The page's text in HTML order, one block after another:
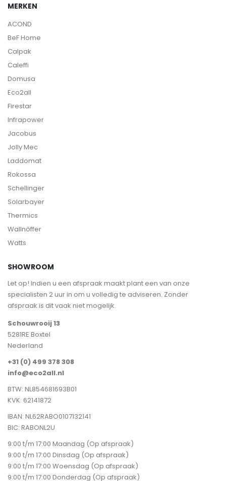
MERKEN
ACOND
BeF Home
Calpak
Caleffi
Domusa
Eco2all
Firestar
Infrapower
Jacobus
Jolly Mec
Laddomat
Rokossa
Schellinger
Solarbayer
Thermics
Wallnöffer
Watts
SHOWROOM
Let op! Indien u een afspraak maakt plant een van onze
specialisten 2 uur in om u volledig te adviseren. Zonder
afspraak is dit vaak niet mogelijk.
Schouwrooij 13
5281RE Boxtel
Nederland
+31 (0) 499 378 308
info@eco2all.nl
BTW: NL854681693B01
KVK: 62141872
IBAN: NL62RABO0107132141
BIC: RABONL2U
9:00 t/m 17:00 Maandag (Op afspraak)
9:00 t/m 17:00 Dinsdag (Op afspraak)
9:00 t/m 17:00 Woensdag (Op afspraak)
9:00 t/m 17:00 Donderdag (Op afspraak)